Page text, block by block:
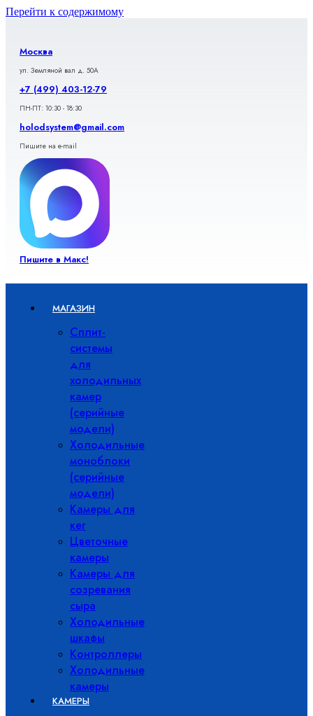
Перейти к содержимому
Москва
ул. Земляной вал д. 50А
+7 (499) 403-12-79
ПН-ПТ: 10:30 - 18:30
holodsystem@gmail.com
Пишите на e-mail
Пишите в Макс!
МАГАЗИН
Сплит-
системы
для
холодильных
камер
(серийные
модели)
Холодильные
моноблоки
(серийные
модели)
Камеры для
кег
Цветочные
камеры
Камеры для
созревания
сыра
Холодильные
шкафы
Контроллеры
Холодильные
камеры
КАМЕРЫ